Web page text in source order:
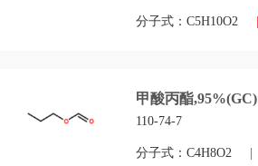
分子式：C5H10O2
甲酸丙酯,95%(GC)
110-74-7
分子式：C4H8O2